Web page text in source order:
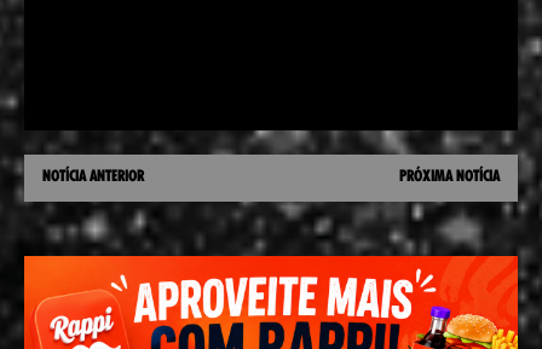
NOTÍCIA ANTERIOR PRÓXIMA NOTÍCIA